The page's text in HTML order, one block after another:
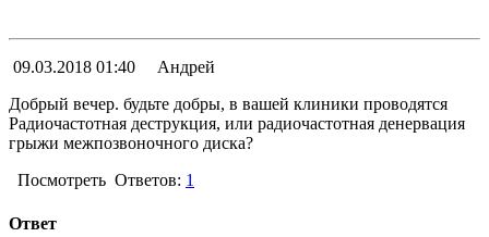
09.03.2018 01:40
Андрей
Добрый вечер. будьте добры, в вашей клиники проводятся
Радиочастотная деструкция, или радиочастотная денервация
грыжи межпозвоночного диска?
Посмотреть Ответов: 1
Ответ